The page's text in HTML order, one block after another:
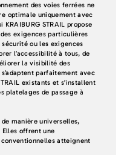
des voies ferrées ne
optimale uniquement avec
KRAIBURG STRAIL propose
exigences particulières
ou les exigences
l’accessibilité à tous, de
la visibilité des
parfaitement avec
existants et s’installent
platelages de passage à
manière universelles,
Elles offrent une
atteignent